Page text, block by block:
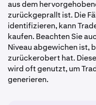
aus dem
zurückgeprallt ist. Die
identifizieren, kann
kaufen. Beachten Sie
Niveau abgewichen ist,
zurückerobert hat.
wird oft genutzt, um
generieren.